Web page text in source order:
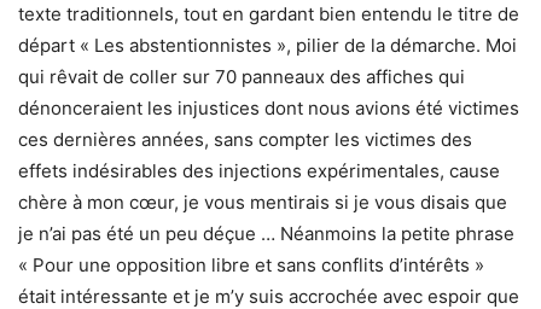
texte traditionnels, tout en gardant bien entendu le titre de
départ « Les abstentionnistes », pilier de la démarche. Moi
qui rêvait de coller sur 70 panneaux des affiches qui
dénonceraient les injustices dont nous avions été victimes
ces dernières années, sans compter les victimes des
effets indésirables des injections expérimentales, cause
chère à mon cœur, je vous mentirais si je vous disais que
je n’ai pas été un peu déçue … Néanmoins la petite phrase
« Pour une opposition libre et sans conflits d’intérêts »
était intéressante et je m’y suis accrochée avec espoir que